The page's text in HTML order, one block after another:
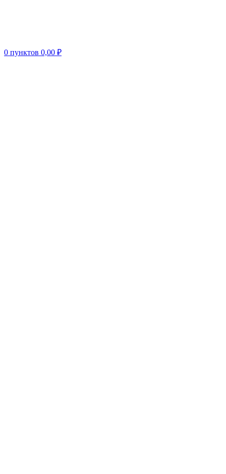
0 пунктов 0,00 ₽